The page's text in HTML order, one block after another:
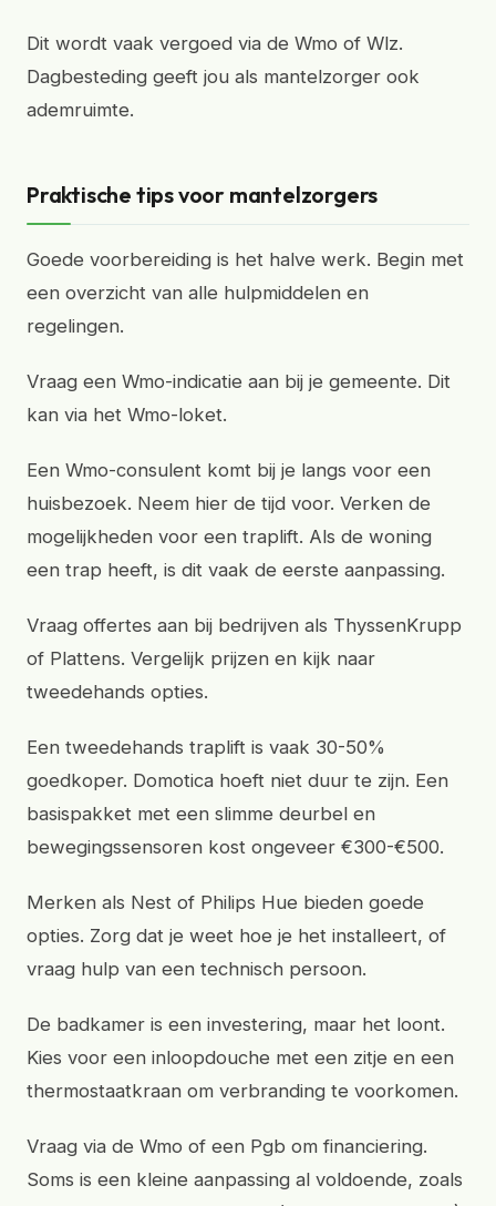
Dit wordt vaak vergoed via de Wmo of Wlz.
Dagbesteding geeft jou als mantelzorger ook
ademruimte.
Praktische tips voor mantelzorgers
Goede voorbereiding is het halve werk. Begin met
een overzicht van alle hulpmiddelen en
regelingen.
Vraag een Wmo-indicatie aan bij je gemeente. Dit
kan via het Wmo-loket.
Een Wmo-consulent komt bij je langs voor een
huisbezoek. Neem hier de tijd voor. Verken de
mogelijkheden voor een traplift. Als de woning
een trap heeft, is dit vaak de eerste aanpassing.
Vraag offertes aan bij bedrijven als ThyssenKrupp
of Plattens. Vergelijk prijzen en kijk naar
tweedehands opties.
Een tweedehands traplift is vaak 30-50%
goedkoper. Domotica hoeft niet duur te zijn. Een
basispakket met een slimme deurbel en
bewegingssensoren kost ongeveer €300-€500.
Merken als Nest of Philips Hue bieden goede
opties. Zorg dat je weet hoe je het installeert, of
vraag hulp van een technisch persoon.
De badkamer is een investering, maar het loont.
Kies voor een inloopdouche met een zitje en een
thermostaatkraan om verbranding te voorkomen.
Vraag via de Wmo of een Pgb om financiering.
Soms is een kleine aanpassing al voldoende, zoals